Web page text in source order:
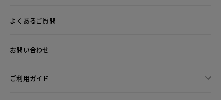
よくあるご質問
お問い合わせ
ご利用ガイド